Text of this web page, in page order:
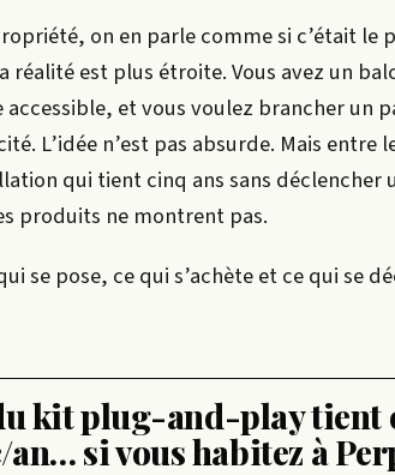
on en parle comme si c’était le
réalité est plus étroite. Vous avez un
et vous voulez brancher un
L’idée n’est pas absurde. Mais entre
qui tient cinq ans sans déclencher
produits ne montrent pas.
se pose, ce qui s’achète et ce qui se
kit plug-and-play tient
si vous habitez à